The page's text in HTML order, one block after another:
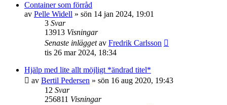
Container som förråd
av Pelle Widell » sön 14 jan 2024, 19:01
3 Svar
13913 Visningar
Senaste inläggetav Fredrik Carlsson
tis 26 mar 2024, 18:34
Hjälp med lite allt möjligt *ändrad titel*
av Bertil Pedersen » sön 16 aug 2020, 19:43
12 Svar
256811 Visningar